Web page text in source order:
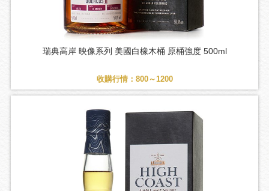
瑞典高岸 映像系列 美國白橡木桶 原桶強度 500ml
收購行情：800～1200